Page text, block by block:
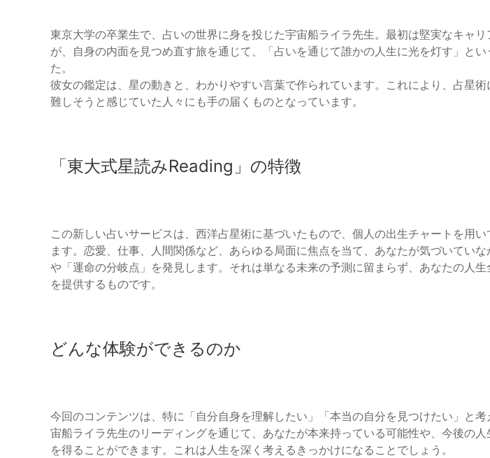
東京大学の卒業生で、占いの世界に身を投じた宇宙船ライラ先生。最初は堅実なキャリ
が、自身の内面を見つめ直す旅を通じて、「占いを通じて誰かの人生に光を灯す」と
た。
彼女の鑑定は、星の動きと、わかりやすい言葉で作られています。これにより、占星
難しそうと感じていた人々にも手の届くものとなっています。
「東大式星読みReading」の特徴
この新しい占いサービスは、西洋占星術に基づいたもので、個人の出生チャートを用
ます。恋愛、仕事、人間関係など、あらゆる局面に焦点を当て、あなたが気づいていな
や「運命の分岐点」を発見します。それは単なる未来の予測に留まらず、あなたの人
を提供するものです。
どんな体験ができるのか
今回のコンテンツは、特に「自分自身を理解したい」「本当の自分を見つけたい」と
宙船ライラ先生のリーディングを通じて、あなたが本来持っている可能性や、今後の
を得ることができます。これは人生を深く考えるきっかけになることでしょう。